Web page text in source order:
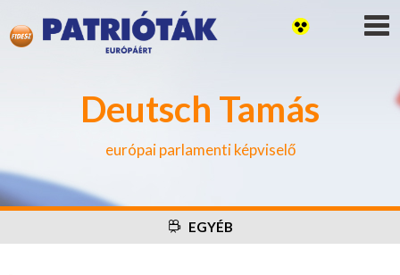
Deutsch Tamás
európai parlamenti képviselő
EGYÉB